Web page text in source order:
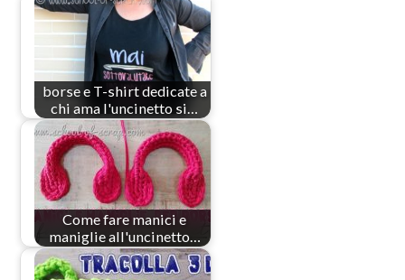
borse e T-shirt dedicate a
chi ama l'uncinetto si…
Come fare manici e
maniglie all'uncinetto…